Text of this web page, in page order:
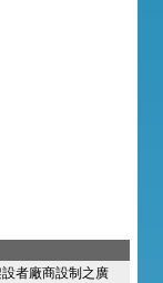
者廠商設制之廣